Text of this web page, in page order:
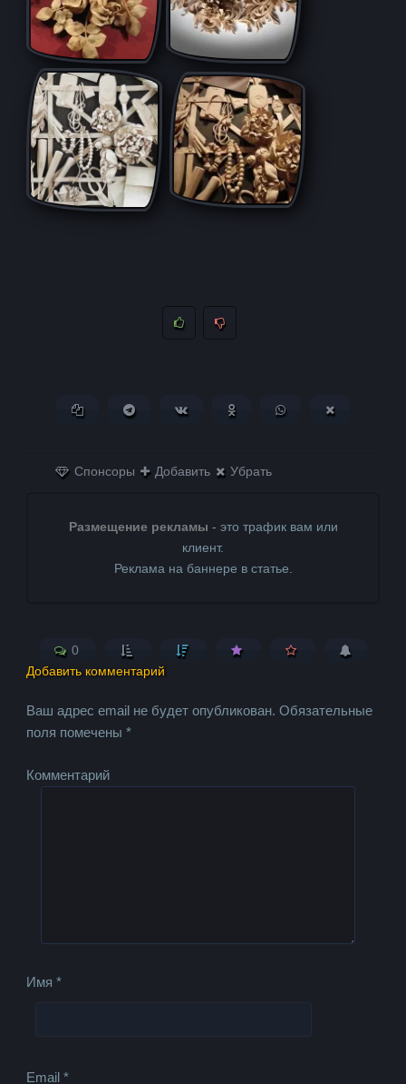
Копировать ссылкуПоделиться в Telegram
Поделиться ВКонтактеПоделиться в
Поделиться в
Спонсоры Добавить Убрать
Размещение рекламы - это трафик вам или
клиент.
Реклама на баннере в статье.
0
Добавить комментарий
Ваш адрес email не будет опубликован. Обязательные
поля помечены*
Комментарий
Имя*
Email*